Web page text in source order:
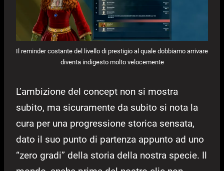
Il reminder costante del livello di prestigio al quale dobbiamo arrivare
diventa indigesto molto velocemente
L’ambizione del concept non si mostra
subito, ma sicuramente da subito si nota la
cura per una progressione storica sensata,
dato il suo punto di partenza appunto ad uno
“zero gradi” della storia della nostra specie. Il